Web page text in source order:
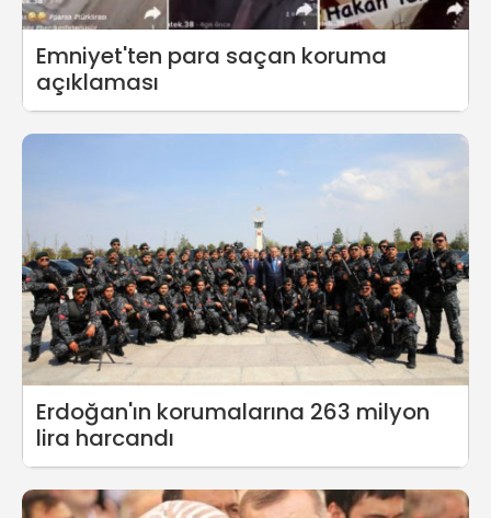
Emniyet'ten para saçan koruma
açıklaması
Erdoğan'ın korumalarına 263 milyon
lira harcandı